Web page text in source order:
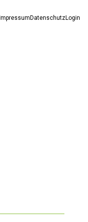
Impressum DatenschutzLogin